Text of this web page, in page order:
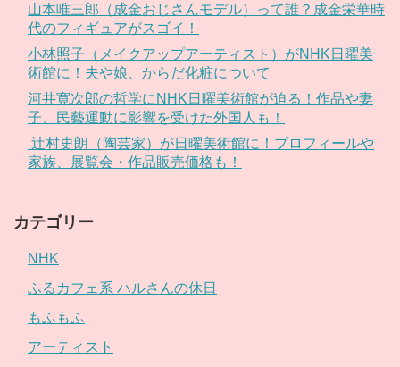
山本唯三郎（成金おじさんモデル）って誰？成金栄華時
代のフィギュアがスゴイ！
小林照子（メイクアップアーティスト）がNHK日曜美
術館に！夫や娘、からだ化粧について
河井寛次郎の哲学にNHK日曜美術館が迫る！作品や妻
子、民藝運動に影響を受けた外国人も！
辻村史朗（陶芸家）が日曜美術館に！プロフィールや
家族、展覧会・作品販売価格も！
カテゴリー
NHK
ふるカフェ系 ハルさんの休日
もふもふ
アーティスト